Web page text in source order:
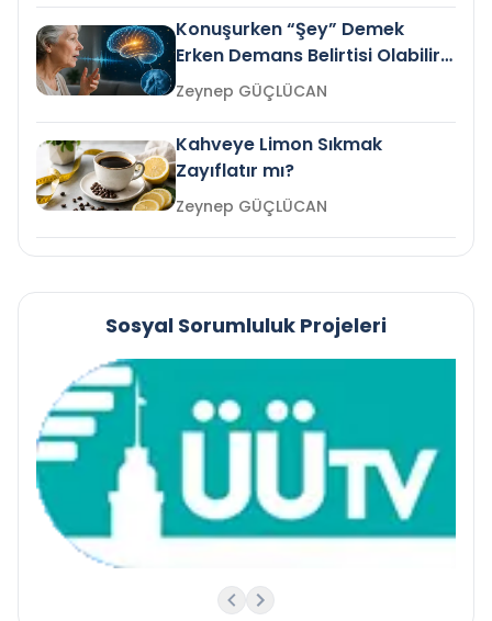
Konuşurken “Şey” Demek
Erken Demans Belirtisi Olabilir
mi?
Zeynep GÜÇLÜCAN
Kahveye Limon Sıkmak
Zayıflatır mı?
Zeynep GÜÇLÜCAN
Sosyal Sorumluluk Projeleri